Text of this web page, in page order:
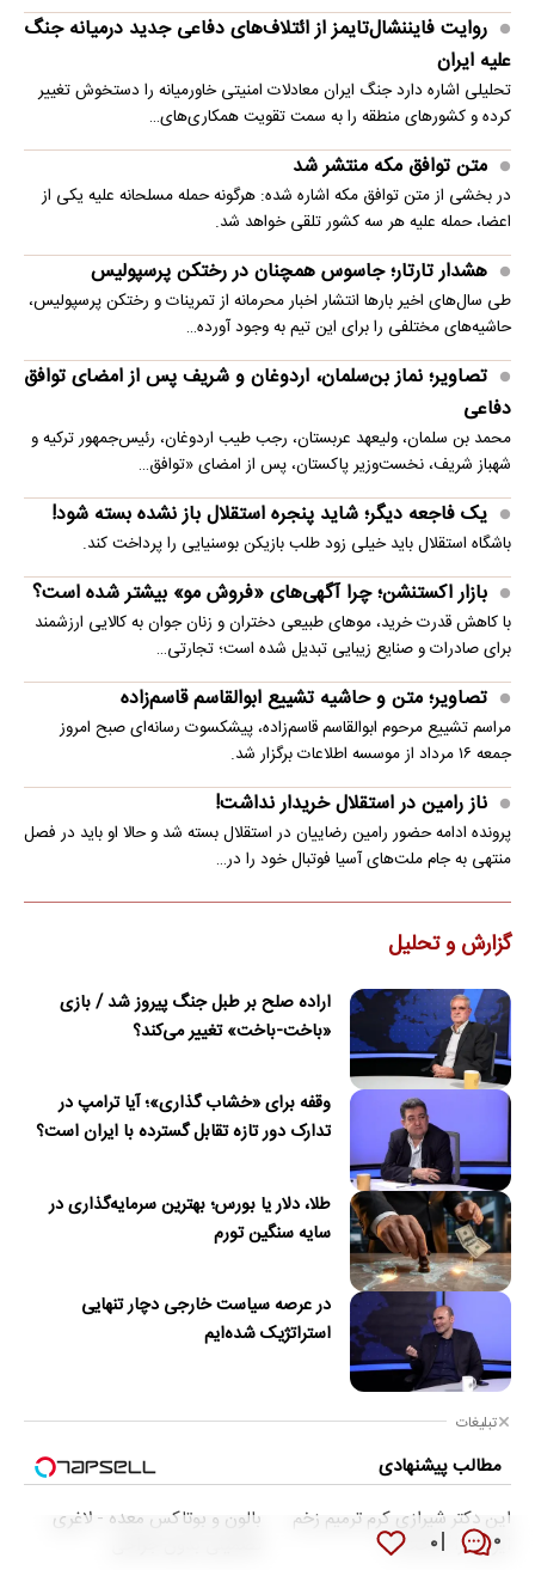
۰ ۰
روایت فایننشال‌تایمز از ائتلاف‌های دفاعی جدید درمیانه جنگ
علیه ایران
تحلیلی اشاره دارد جنگ ایران معادلات امنیتی خاورمیانه را دستخوش تغییر
کرده و کشورهای منطقه را به سمت تقویت همکاری‌های…
متن توافق مکه منتشر شد
در بخشی از متن توافق مکه اشاره شده: هرگونه حمله مسلحانه علیه یکی از
اعضا، حمله علیه هر سه کشور تلقی خواهد شد.
هشدار تارتار؛ جاسوس همچنان در رختکن پرسپولیس
طی سال‌های اخیر بارها انتشار اخبار محرمانه از تمرینات و رختکن پرسپولیس،
حاشیه‌های مختلفی را برای این تیم به وجود آورده…
تصاویر؛ نماز بن‌سلمان، اردوغان و شریف پس از امضای توافق
دفاعی
محمد بن سلمان، ولیعهد عربستان، رجب طیب اردوغان، رئیس‌جمهور ترکیه و
شهباز شریف، نخست‌وزیر پاکستان، پس از امضای «توافق…
یک فاجعه دیگر؛ شاید پنجره استقلال باز نشده بسته شود!
باشگاه استقلال باید خیلی زود طلب بازیکن بوسنیایی را پرداخت کند.
بازار اکستنشن؛ چرا آگهی‌های «فروش مو» بیشتر شده است؟
با کاهش قدرت خرید، موهای طبیعی دختران و زنان جوان به کالایی ارزشمند
برای صادرات و صنایع زیبایی تبدیل شده است؛ تجارتی…
تصاویر؛ متن و حاشیه تشییع ابوالقاسم قاسم‌زاده
مراسم تشییع مرحوم ابوالقاسم قاسم‌زاده، پیشکسوت رسانه‌ای صبح امروز
جمعه ۱۶ مرداد از موسسه اطلاعات برگزار شد.
ناز رامین در استقلال خریدار نداشت!
پرونده ادامه حضور رامین رضاییان در استقلال بسته شد و حالا او باید در فصل
منتهی به جام ملت‌های آسیا فوتبال خود را در…
گزارش و تحلیل
اراده صلح بر طبل جنگ پیروز شد / بازی
«باخت-باخت» تغییر می‌کند؟
وقفه برای «خشاب گذاری»؛ آیا ترامپ در
تدارک دور تازه تقابل گسترده با ایران است؟
طلا، دلار یا بورس؛ بهترین سرمایه‌گذاری در
سایه سنگین تورم
در عرصه سیاست خارجی دچار تنهایی
استراتژیک شده‌ایم
تبلیغات
مطالب پیشنهادی
این دکتر شیرازی کرم ترمیم زخم
ایرانی را ساخت!!!
بالون و بوتاکس معده - لاغری